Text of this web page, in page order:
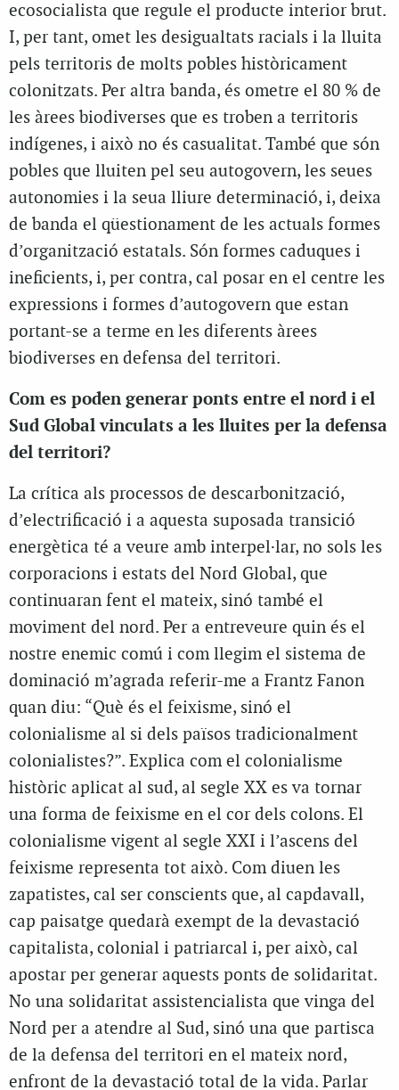
ecosocialista que regule el producte interior brut.
I, per tant, omet les desigualtats racials i la lluita
pels territoris de molts pobles històricament
colonitzats. Per altra banda, és ometre el 80 % de
les àrees biodiverses que es troben a territoris
indígenes, i això no és casualitat. També que són
pobles que lluiten pel seu autogovern, les seues
autonomies i la seua lliure determinació, i, deixa
de banda el qüestionament de les actuals formes
d’organització estatals. Són formes caduques i
ineficients, i, per contra, cal posar en el centre les
expressions i formes d’autogovern que estan
portant-se a terme en les diferents àrees
biodiverses en defensa del territori.
Com es poden generar ponts entre el nord i el
Sud Global vinculats a les lluites per la defensa
del territori?
La crítica als processos de descarbonització,
d’electrificació i a aquesta suposada transició
energètica té a veure amb interpel·lar, no sols les
corporacions i estats del Nord Global, que
continuaran fent el mateix, sinó també el
moviment del nord. Per a entreveure quin és el
nostre enemic comú i com llegim el sistema de
dominació m’agrada referir-me a Frantz Fanon
quan diu: “Què és el feixisme, sinó el
colonialisme al si dels països tradicionalment
colonialistes?”. Explica com el colonialisme
històric aplicat al sud, al segle XX es va tornar
una forma de feixisme en el cor dels colons. El
colonialisme vigent al segle XXI i l’ascens del
feixisme representa tot això. Com diuen les
zapatistes, cal ser conscients que, al capdavall,
cap paisatge quedarà exempt de la devastació
capitalista, colonial i patriarcal i, per això, cal
apostar per generar aquests ponts de solidaritat.
No una solidaritat assistencialista que vinga del
Nord per a atendre al Sud, sinó una que partisca
de la defensa del territori en el mateix nord,
enfront de la devastació total de la vida. Parlar